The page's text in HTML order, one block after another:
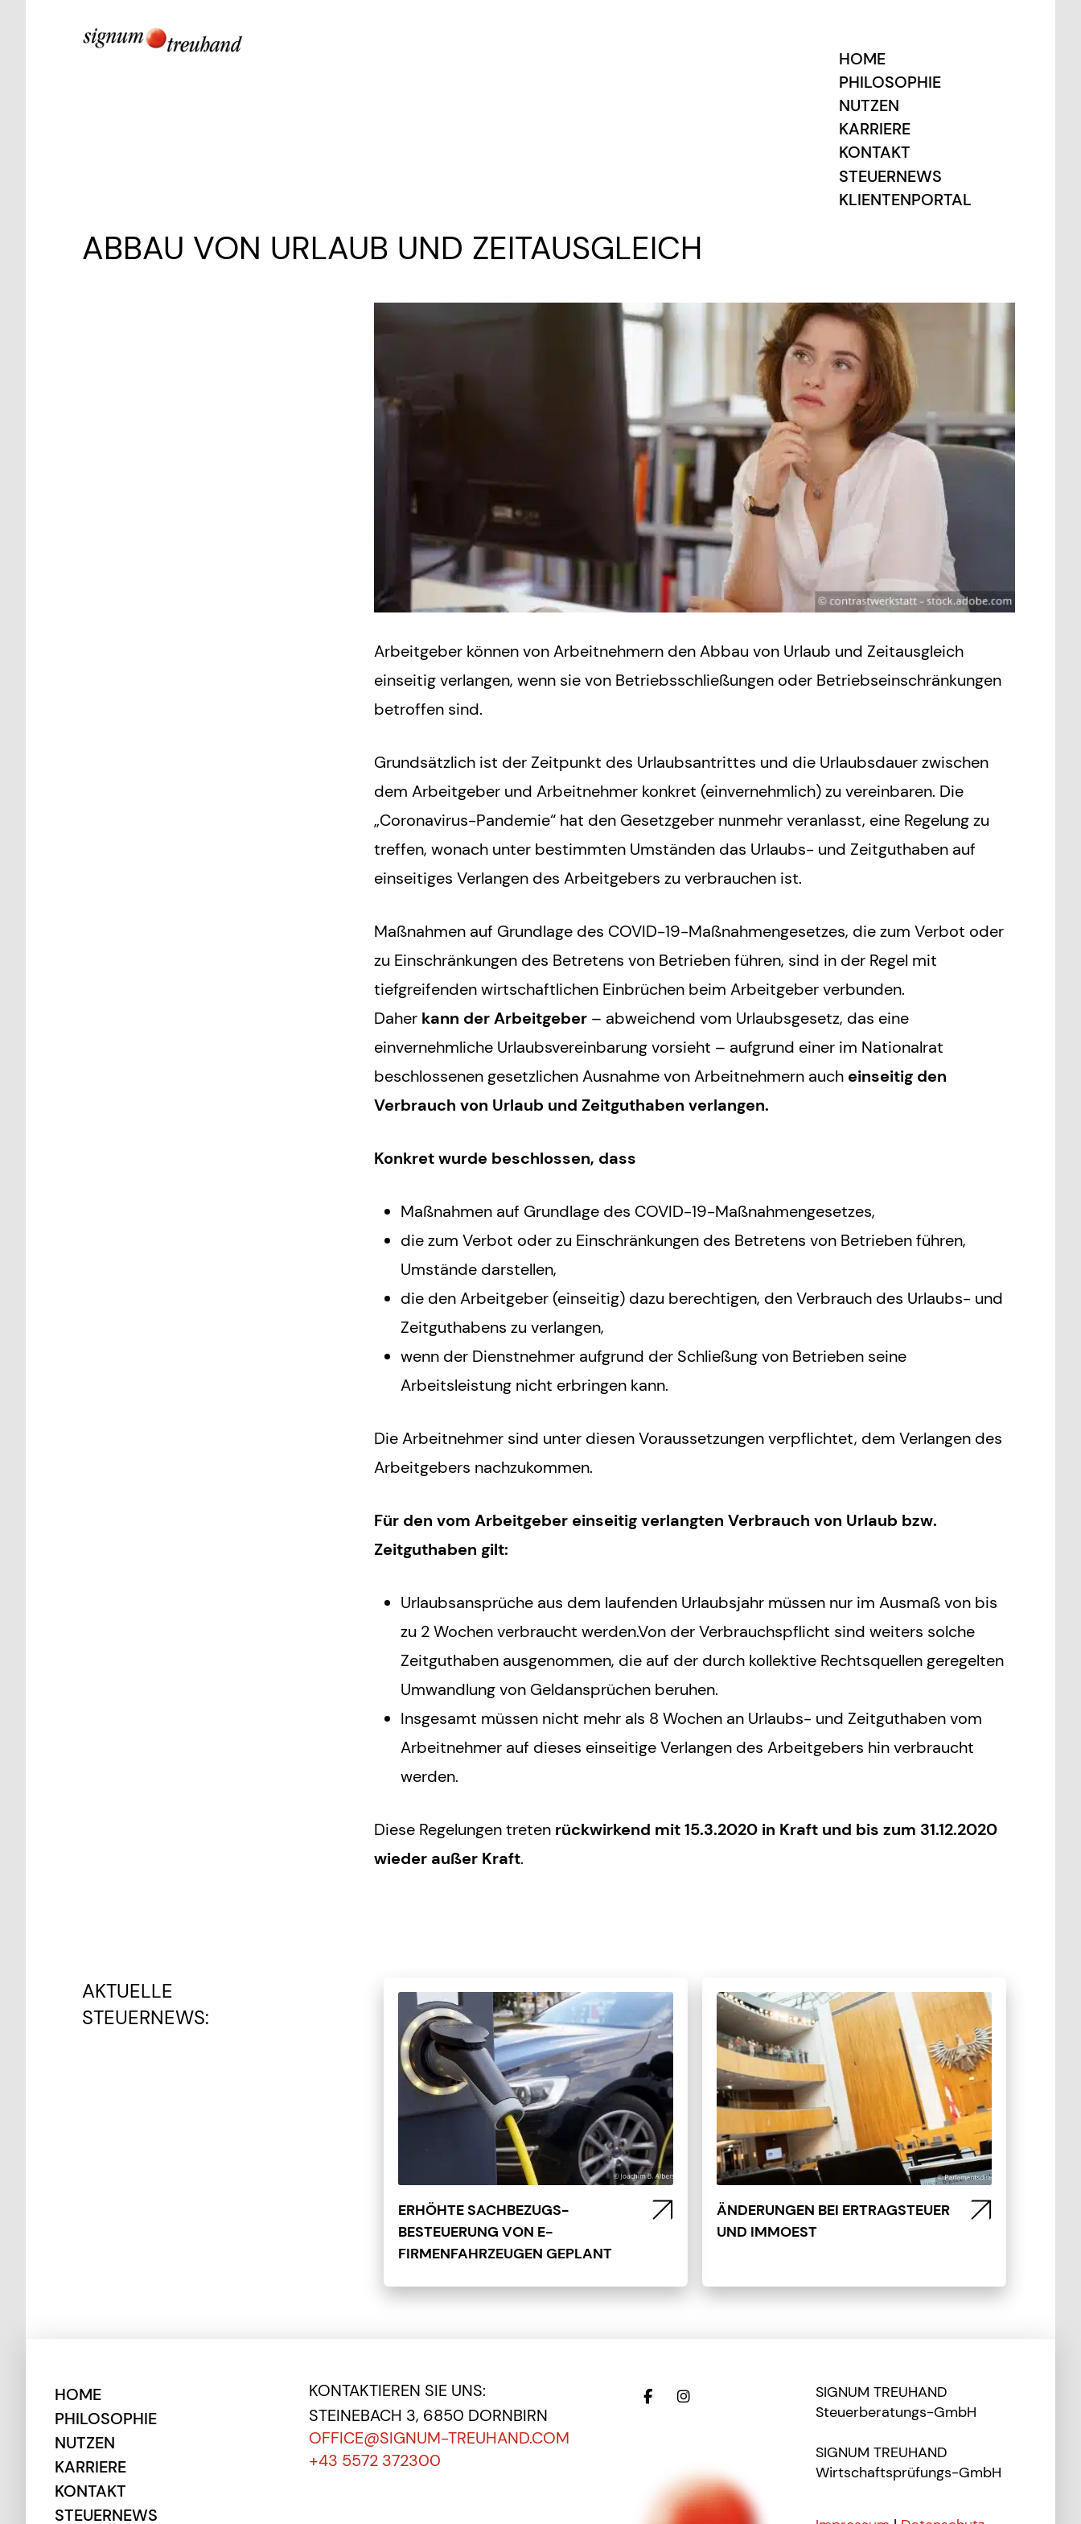
HOME
PHILOSOPHIE
NUTZEN
KARRIERE
KONTAKT
STEUERNEWS
KLIENTENPORTAL
ABBAU VON URLAUB UND ZEITAUSGLEICH
Arbeitgeber können von Arbeitnehmern den Abbau von Urlaub und Zeitausgleich
einseitig verlangen, wenn sie von Betriebsschließungen oder Betriebseinschränkungen
betroffen sind.
Grundsätzlich ist der Zeitpunkt des Urlaubsantrittes und die Urlaubsdauer zwischen
dem Arbeitgeber und Arbeitnehmer konkret (einvernehmlich) zu vereinbaren. Die
„Coronavirus-Pandemie“ hat den Gesetzgeber nunmehr veranlasst, eine Regelung zu
treffen, wonach unter bestimmten Umständen das Urlaubs- und Zeitguthaben auf
einseitiges Verlangen des Arbeitgebers zu verbrauchen ist.
Maßnahmen auf Grundlage des COVID-19-Maßnahmengesetzes, die zum Verbot oder
zu Einschränkungen des Betretens von Betrieben führen, sind in der Regel mit
tiefgreifenden wirtschaftlichen Einbrüchen beim Arbeitgeber verbunden.
Daher kann der Arbeitgeber – abweichend vom Urlaubsgesetz, das eine
einvernehmliche Urlaubsvereinbarung vorsieht – aufgrund einer im Nationalrat
beschlossenen gesetzlichen Ausnahme von Arbeitnehmern auch einseitig den
Verbrauch von Urlaub und Zeitguthaben verlangen.
Konkret wurde beschlossen, dass
Maßnahmen auf Grundlage des COVID-19-Maßnahmengesetzes,
die zum Verbot oder zu Einschränkungen des Betretens von Betrieben führen,
Umstände darstellen,
die den Arbeitgeber (einseitig) dazu berechtigen, den Verbrauch des Urlaubs- und
Zeitguthabens zu verlangen,
wenn der Dienstnehmer aufgrund der Schließung von Betrieben seine
Arbeitsleistung nicht erbringen kann.
Die Arbeitnehmer sind unter diesen Voraussetzungen verpflichtet, dem Verlangen des
Arbeitgebers nachzukommen.
Für den vom Arbeitgeber einseitig verlangten Verbrauch von Urlaub bzw.
Zeitguthaben gilt:
Urlaubsansprüche aus dem laufenden Urlaubsjahr müssen nur im Ausmaß von bis
zu 2 Wochen verbraucht werden.Von der Verbrauchspflicht sind weiters solche
Zeitguthaben ausgenommen, die auf der durch kollektive Rechtsquellen geregelten
Umwandlung von Geldansprüchen beruhen.
Insgesamt müssen nicht mehr als 8 Wochen an Urlaubs- und Zeitguthaben vom
Arbeitnehmer auf dieses einseitige Verlangen des Arbeitgebers hin verbraucht
werden.
Diese Regelungen treten rückwirkend mit 15.3.2020 in Kraft und bis zum 31.12.2020
wieder außer Kraft.
AKTUELLE
STEUERNEWS:
ERHÖHTE SACHBEZUGS-
BESTEUERUNG VON E-
FIRMENFAHRZEUGEN GEPLANT
ÄNDERUNGEN BEI ERTRAGSTEUER
UND IMMOEST
HOME
PHILOSOPHIE
NUTZEN
KARRIERE
KONTAKT
STEUERNEWS
KONTAKTIEREN SIE UNS:
STEINEBACH 3, 6850 DORNBIRN
OFFICE@SIGNUM-TREUHAND.COM
+43 5572 372300
SIGNUM TREUHAND
Steuerberatungs-GmbH
SIGNUM TREUHAND
Wirtschaftsprüfungs-GmbH